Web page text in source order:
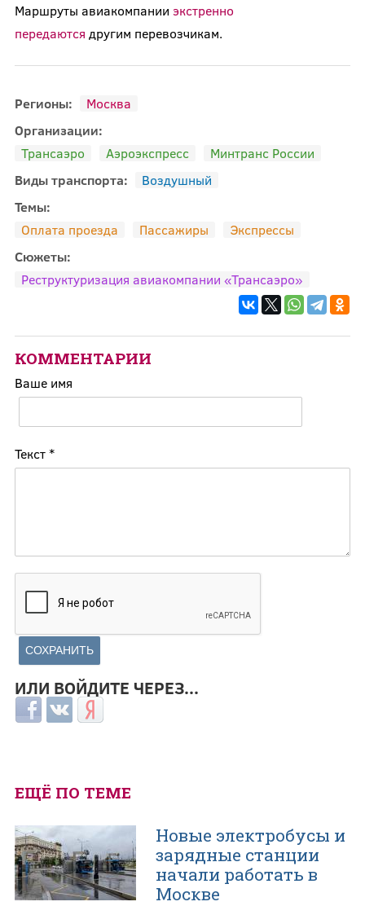
Маршруты авиакомпании экстренно
передаются другим перевозчикам.
Регионы:
Москва
Организации:
Трансаэро
Аэроэкспресс
Минтранс России
Виды транспорта:
Воздушный
Темы:
Оплата проезда
Пассажиры
Экспрессы
Сюжеты:
Реструктуризация авиакомпании «Трансаэро»
КОММЕНТАРИИ
Ваше имя
Текст *
ИЛИ ВОЙДИТЕ ЧЕРЕЗ...
Login with Facebook
Login with ВКонтакте
Login with Яндекс
ЕЩЁ ПО ТЕМЕ
Новые электробусы и
зарядные станции
начали работать в
Москве